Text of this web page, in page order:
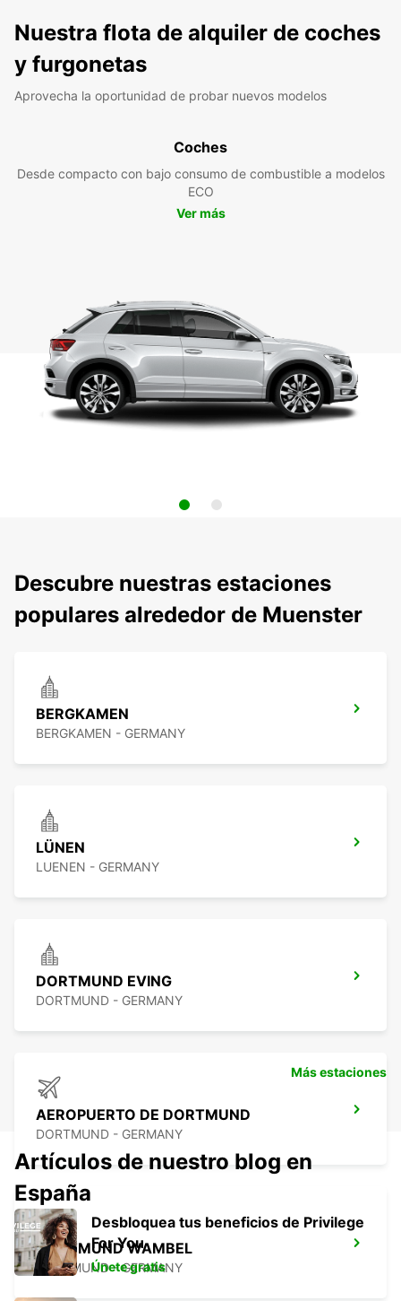
Nuestra flota de alquiler de coches
y furgonetas
Aprovecha la oportunidad de probar nuevos modelos
Coches
Desde compacto con bajo consumo de combustible a modelos
ECO
Ver más
Descubre nuestras estaciones
populares alrededor de Muenster
BERGKAMEN
BERGKAMEN - GERMANY
LÜNEN
LUENEN - GERMANY
DORTMUND EVING
DORTMUND - GERMANY
AEROPUERTO DE DORTMUND
DORTMUND - GERMANY
DORTMUND WAMBEL
DORTMUND - GERMANY
Más estaciones
Artículos de nuestro blog en
España
Desbloquea tus beneficios de Privilege
For You
Únete gratis